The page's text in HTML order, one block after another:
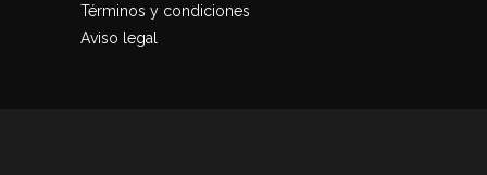
Términos y condiciones
Aviso legal